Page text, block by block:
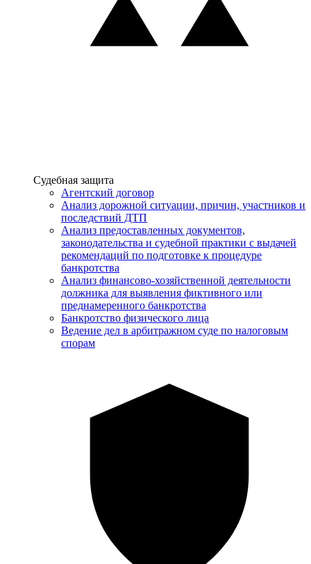
Услуги
Судебная защита
Агентский договор
Анализ дорожной ситуации, причин, участников и
последствий ДТП
Анализ предоставленных документов,
законодательства и судебной практики с выдачей
рекомендаций по подготовке к процедуре
банкротства
Анализ финансово-хозяйственной деятельности
должника для выявления фиктивного или
преднамеренного банкротства
Банкротство физического лица
Ведение дел в арбитражном суде по налоговым
спорам